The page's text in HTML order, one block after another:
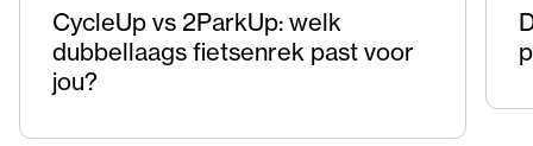
CycleUp vs 2ParkUp: welk
dubbellaags fietsenrek past voor
jou?